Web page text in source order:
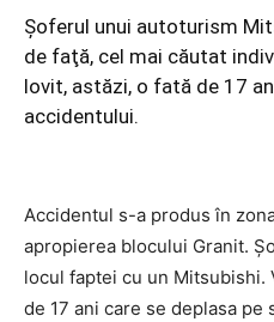
Şoferul unui autoturism
de faţă, cel mai căutat
lovit, astăzi, o fată de 17
accidentului.
Accidentul s-a produs în
apropierea blocului Granit.
locul faptei cu un Mitsubishi.
de 17 ani care se deplasa